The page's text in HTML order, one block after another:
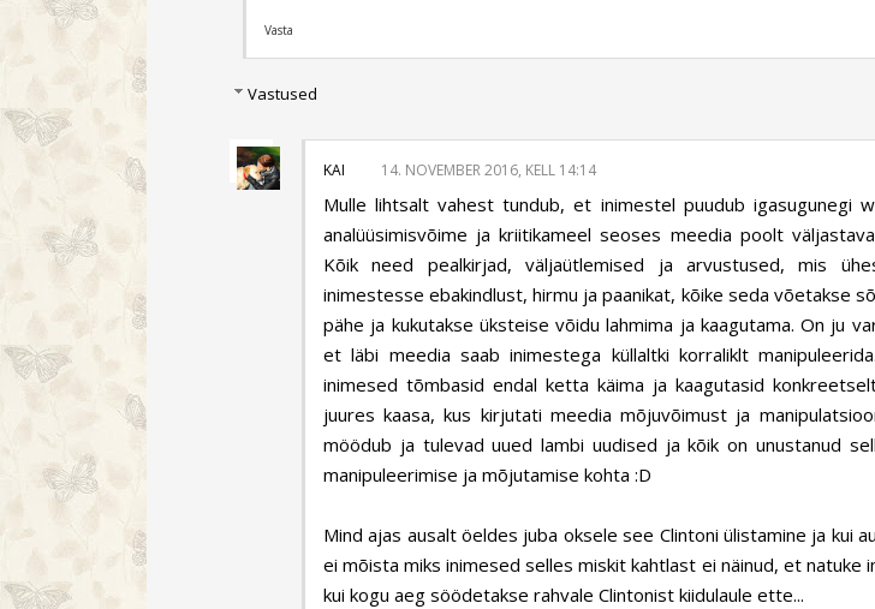
Vasta
Vastused
KAI 14. NOVEMBER 2016, KELL 14:14
Mulle lihtsalt vahest tundub, et inimestel puudub igasugunegi
analüüsimisvõime ja kriitikameel seoses meedia poolt
Kõik need pealkirjad, väljaütlemised ja arvustused, mis
inimestesse ebakindlust, hirmu ja paanikat, kõike seda võetakse
pähe ja kukutakse üksteise võidu lahmima ja kaagutama. On ju
et läbi meedia saab inimestega küllaltki korraliklt
inimesed tõmbasid endal ketta käima ja kaagutasid
juures kaasa, kus kirjutati meedia mõjuvõimust ja
möödub ja tulevad uued lambi uudised ja kõik on unustanud
manipuleerimise ja mõjutamise kohta :D
Mind ajas ausalt öeldes juba oksele see Clintoni ülistamine ja kui
ei mõista miks inimesed selles miskit kahtlast ei näinud, et natuke
kui kogu aeg söödetakse rahvale Clintonist kiidulaule ette...